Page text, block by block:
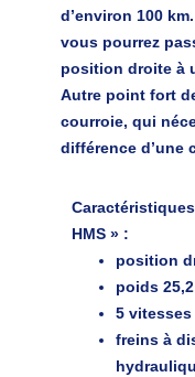
d’environ 100
vous pourrez
position droite à
Autre point fort
courroie, qui
différence d’une
HMS »:
position
poids
5 vitesses
freins à